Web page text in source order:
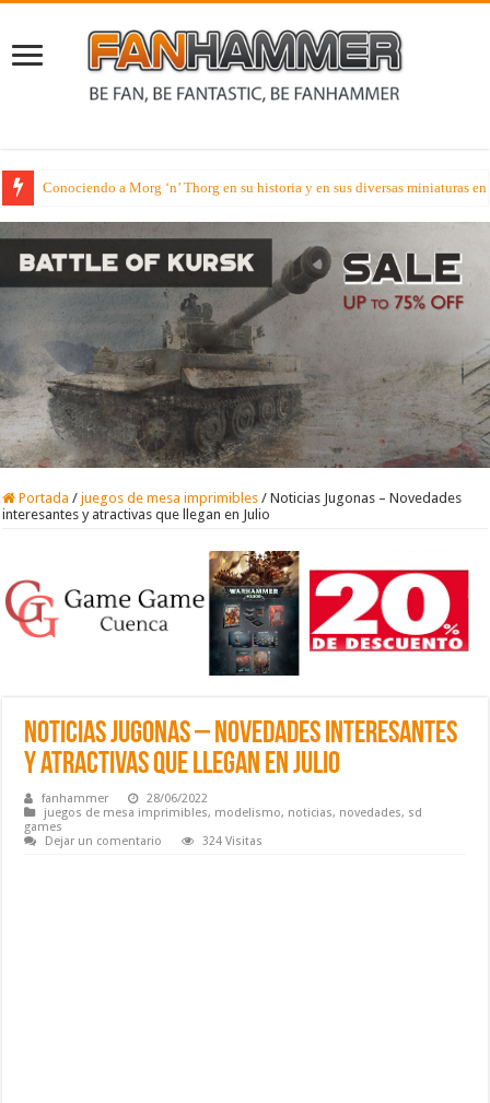
Avance Miniaturil – Genial Caballería para ser tu carga a caballo de tu
Portada / juegos de mesa imprimibles / Noticias Jugonas – Novedades
interesantes y atractivas que llegan en Julio
Noticias Jugonas – Novedades interesantes
y atractivas que llegan en Julio
fanhammer
28/06/2022
juegos de mesa imprimibles, modelismo, noticias, novedades, sd
games
Dejar un comentario
324 Visitas